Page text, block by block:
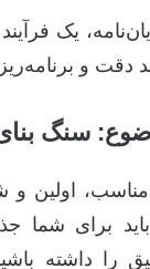
یک
دقت و
اولین و
برای شما
را داشته